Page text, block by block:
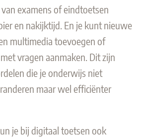
examens of eindtoetsen
en nakijktijd. En je kunt nieuwe
multimedia toevoegen of
vragen aanmaken. Dit zijn
die je onderwijs niet
maar wel efficiënter
je bij digitaal toetsen ook